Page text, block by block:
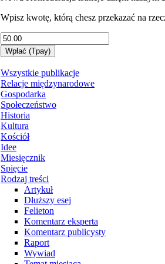
Wpisz kwotę, którą chesz przekazać na
Wszystkie publikacje
Relacje międzynarodowe
Gospodarka
Społeczeństwo
Historia
Kultura
Kościół
Idee
Miesięcznik
Spięcie
Rodzaj treści
Artykuł
Dłuższy esej
Felieton
Komentarz eksperta
Komentarz publicysty
Raport
Wywiad